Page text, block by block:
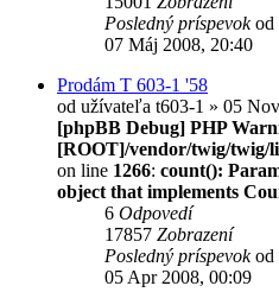
Posledný príspevokod
07 Máj 2008, 20:40
Prodám T 603-1 '58
od užívateľa t603-1 » 05
[phpBB Debug] PHP
[ROOT]/vendor/twig/twig/
on line 1266: count():
object that implements
6 Odpovedí
17857 Zobrazení
Posledný príspevokod
05 Apr 2008, 00:09